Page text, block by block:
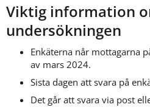
Viktig information
undersökningen
Enkäterna når mottagarna
av mars 2024.
Sista dagen att svara på
Det går att svara via post